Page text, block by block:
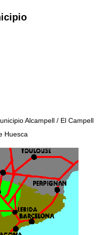
Alcampell / El Campell
Huesca